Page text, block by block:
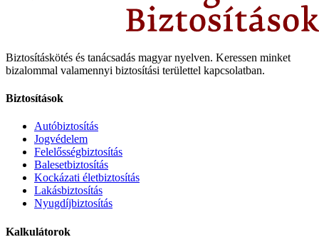
Biztosításkötés és tanácsadás magyar nyelven. Keressen minket
bizalommal valamennyi biztosítási területtel kapcsolatban.
Biztosítások
Autóbiztosítás
Jogvédelem
Felelősségbiztosítás
Balesetbiztosítás
Kockázati életbiztosítás
Lakásbiztosítás
Nyugdíjbiztosítás
Kalkulátorok